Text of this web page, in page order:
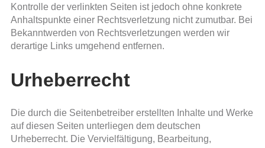
Kontrolle der verlinkten Seiten ist jedoch ohne konkrete
Anhaltspunkte einer Rechtsverletzung nicht zumutbar. Bei
Bekanntwerden von Rechtsverletzungen werden wir
derartige Links umgehend entfernen.
Urheberrecht
Die durch die Seitenbetreiber erstellten Inhalte und Werke
auf diesen Seiten unterliegen dem deutschen
Urheberrecht. Die Vervielfältigung, Bearbeitung,